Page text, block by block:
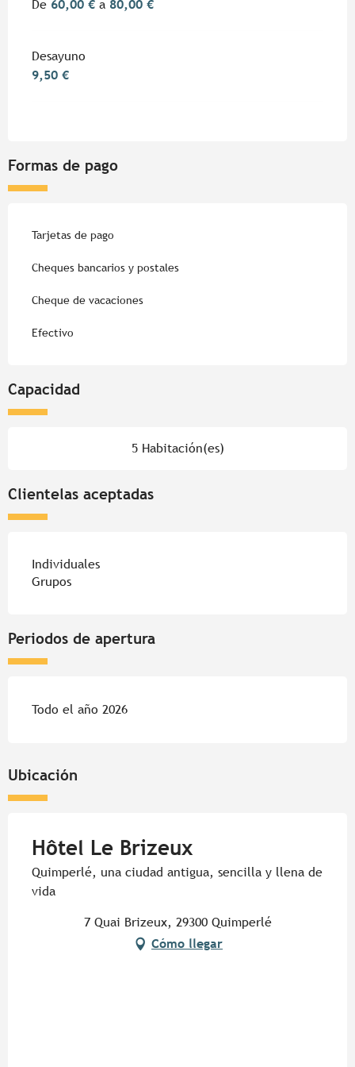
De 60,00 € a 80,00 €
Desayuno
9,50 €
Formas de pago
Tarjetas de pago
Cheques bancarios y postales
Cheque de vacaciones
Efectivo
Capacidad
5 Habitación(es)
Clientelas aceptadas
Individuales
Grupos
Periodos de apertura
Todo el año 2026
Ubicación
Hôtel Le Brizeux
Quimperlé, una ciudad antigua, sencilla y llena de
vida
7 Quai Brizeux, 29300 Quimperlé
Cómo llegar